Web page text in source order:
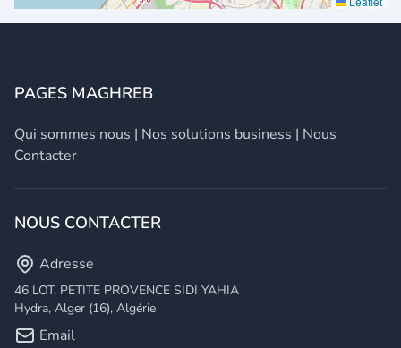
PAGES MAGHREB
Qui sommes nous | Nos solutions business | Nous
Contacter
NOUS CONTACTER
Adresse
46 LOT. PETITE PROVENCE SIDI YAHIA
Hydra, Alger (16), Algérie
Email